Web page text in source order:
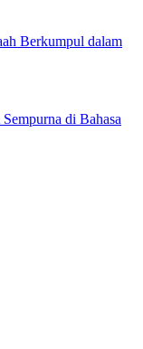
Berkumpul dalam
di Bahasa